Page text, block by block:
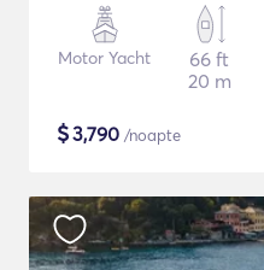
Motor Yacht
66 ft
20 m
$3,790 /noapte